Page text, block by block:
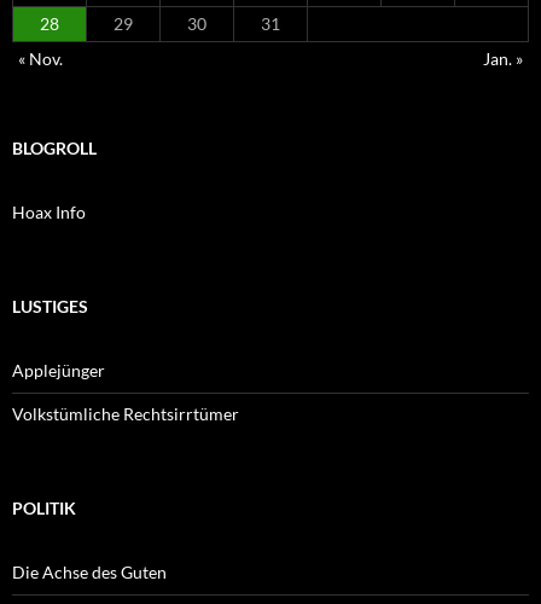
28
29 30
31
« Nov.
Jan. »
BLOGROLL
Hoax Info
LUSTIGES
Applejünger
Volkstümliche Rechtsirrtümer
POLITIK
Die Achse des Guten